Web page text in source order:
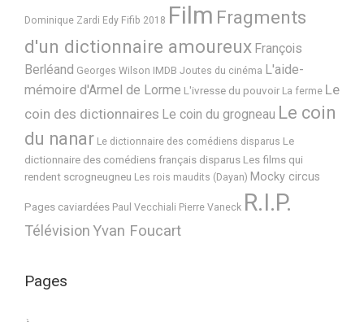
Dominique Zardi Edy Fifib 2018 Film Fragments
d'un dictionnaire amoureux François
Berléand Georges Wilson IMDB Joutes du cinéma L'aide-
mémoire d'Armel de Lorme L'ivresse du pouvoir La ferme Le
coin des dictionnaires Le coin du grogneau Le coin
du nanar Le dictionnaire des comédiens disparus Le
dictionnaire des comédiens français disparus Les films qui
rendent scrogneugneu Les rois maudits (Dayan) Mocky circus
Pages caviardées Paul Vecchiali Pierre Vaneck R.I.P.
TélévisionYvan Foucart
Pages